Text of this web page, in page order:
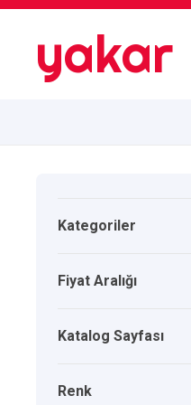
yakar
Kategoriler
Fiyat Aralığı
Katalog Sayfası
Renk